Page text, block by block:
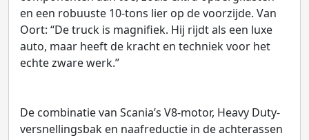
en een robuuste 10-tons lier op de voorzijde. Van
Oort: “De truck is magnifiek. Hij rijdt als een luxe
auto, maar heeft de kracht en techniek voor het
echte zware werk.”
De combinatie van Scania’s V8-motor, Heavy Duty-
versnellingsbak en naafreductie in de achterassen